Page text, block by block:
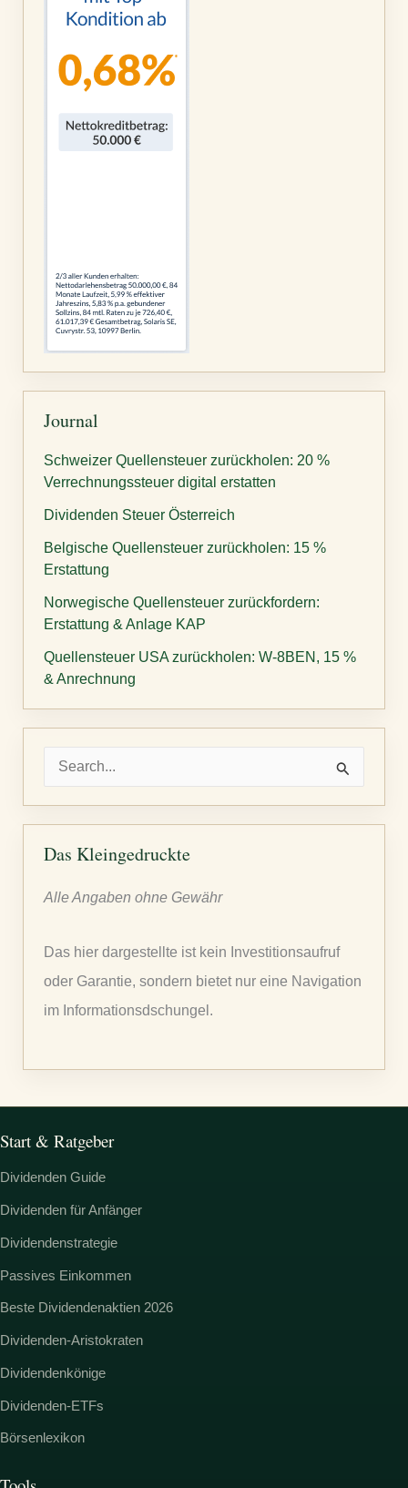
Journal
Schweizer Quellensteuer zurückholen: 20 %
Verrechnungssteuer digital erstatten
Dividenden Steuer Österreich
Belgische Quellensteuer zurückholen: 15 %
Erstattung
Norwegische Quellensteuer zurückfordern:
Erstattung & Anlage KAP
Quellensteuer USA zurückholen: W-8BEN, 15 %
& Anrechnung
h
n
Das Kleingedruckte
Alle Angaben ohne Gewähr
Das hier dargestellte ist kein Investitionsaufruf
oder Garantie, sondern bietet nur eine Navigation
im Informationsdschungel.
Start & Ratgeber
Dividenden Guide
Dividenden für Anfänger
Dividendenstrategie
Passives Einkommen
Beste Dividendenaktien 2026
Dividenden-Aristokraten
Dividendenkönige
Dividenden-ETFs
Börsenlexikon